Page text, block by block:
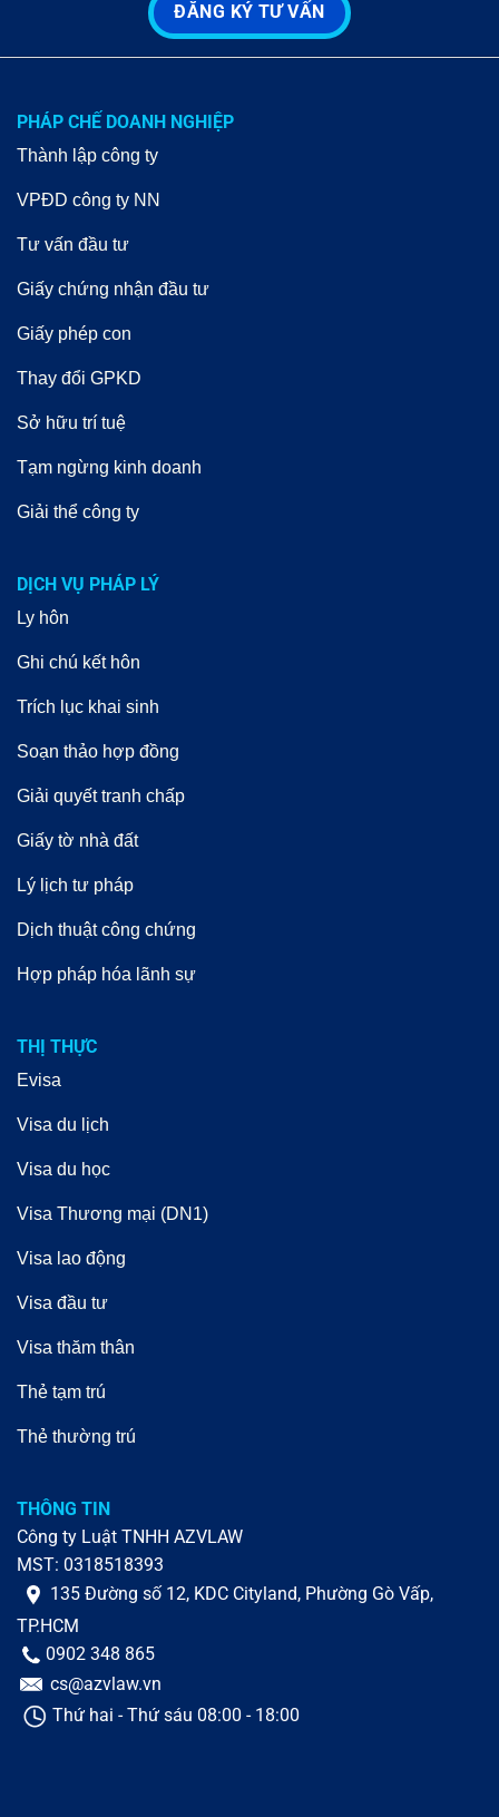
ĐĂNG KÝ TƯ VẤN
PHÁP CHẾ DOANH NGHIỆP
Thành lập công ty
VPĐD công ty NN
Tư vấn đầu tư
Giấy chứng nhận đầu tư
Giấy phép con
Thay đổi GPKD
Sở hữu trí tuệ
Tạm ngừng kinh doanh
Giải thể công ty
DỊCH VỤ PHÁP LÝ
Ly hôn
Ghi chú kết hôn
Trích lục khai sinh
Soạn thảo hợp đồng
Giải quyết tranh chấp
Giấy tờ nhà đất
Lý lịch tư pháp
Dịch thuật công chứng
Hợp pháp hóa lãnh sự
THỊ THỰC
Evisa
Visa du lịch
Visa du học
Visa Thương mại (DN1)
Visa lao động
Visa đầu tư
Visa thăm thân
Thẻ tạm trú
Thẻ thường trú
THÔNG TIN
Công ty Luật TNHH AZVLAW
MST: 0318518393
135 Đường số 12, KDC Cityland, Phường Gò Vấp,
TP.HCM
0902 348 865
cs@azvlaw.vn
Thứ hai - Thứ sáu 08:00 - 18:00